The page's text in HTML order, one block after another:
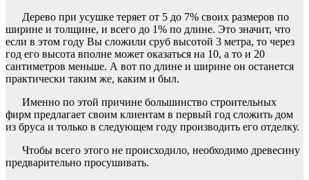
Дерево при усушке теряет от 5 до 7% своих размеров по
ширине и толщине, и всего до 1% по длине. Это значит, что
если в этом году Вы сложили сруб высотой 3 метра, то через
год его высота вполне может оказаться на 10, а то и 20
сантиметров меньше. А вот по длине и ширине он останется
практически таким же, каким и был.
Именно по этой причине большинство строительных
фирм предлагает своим клиентам в первый год сложить дом
из бруса и только в следующем году производить его отделку.
Чтобы всего этого не происходило, необходимо древесину
предварительно просушивать.